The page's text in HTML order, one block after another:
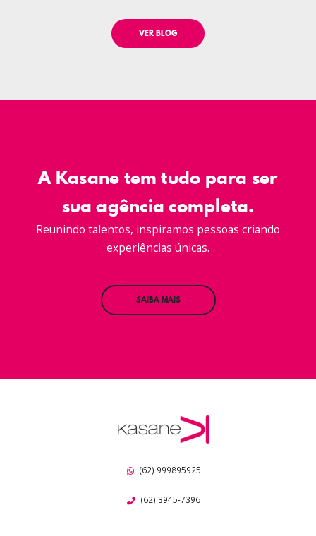
VER BLOG
A Kasane tem tudo para ser
sua agência completa.
Reunindo talentos, inspiramos pessoas criando
experiências únicas.
SAIBA MAIS
(62) 999895925
(62) 3945-7396